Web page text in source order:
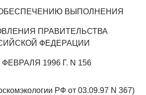
ВЫПОЛНЕНИЯ
ПРАВИТЕЛЬСТВА
ФЕДЕРАЦИИ
ФЕВРАЛЯ 1996 Г. N 156
РФ от 03.09.97 N 367)